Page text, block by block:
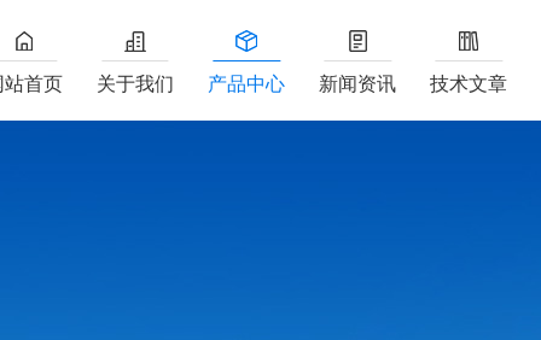
站首页 关于我们 产品中心 新闻资讯 技术文章